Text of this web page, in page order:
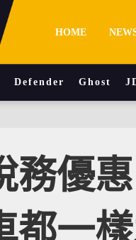
HOME
Defender Ghost
務優
都一